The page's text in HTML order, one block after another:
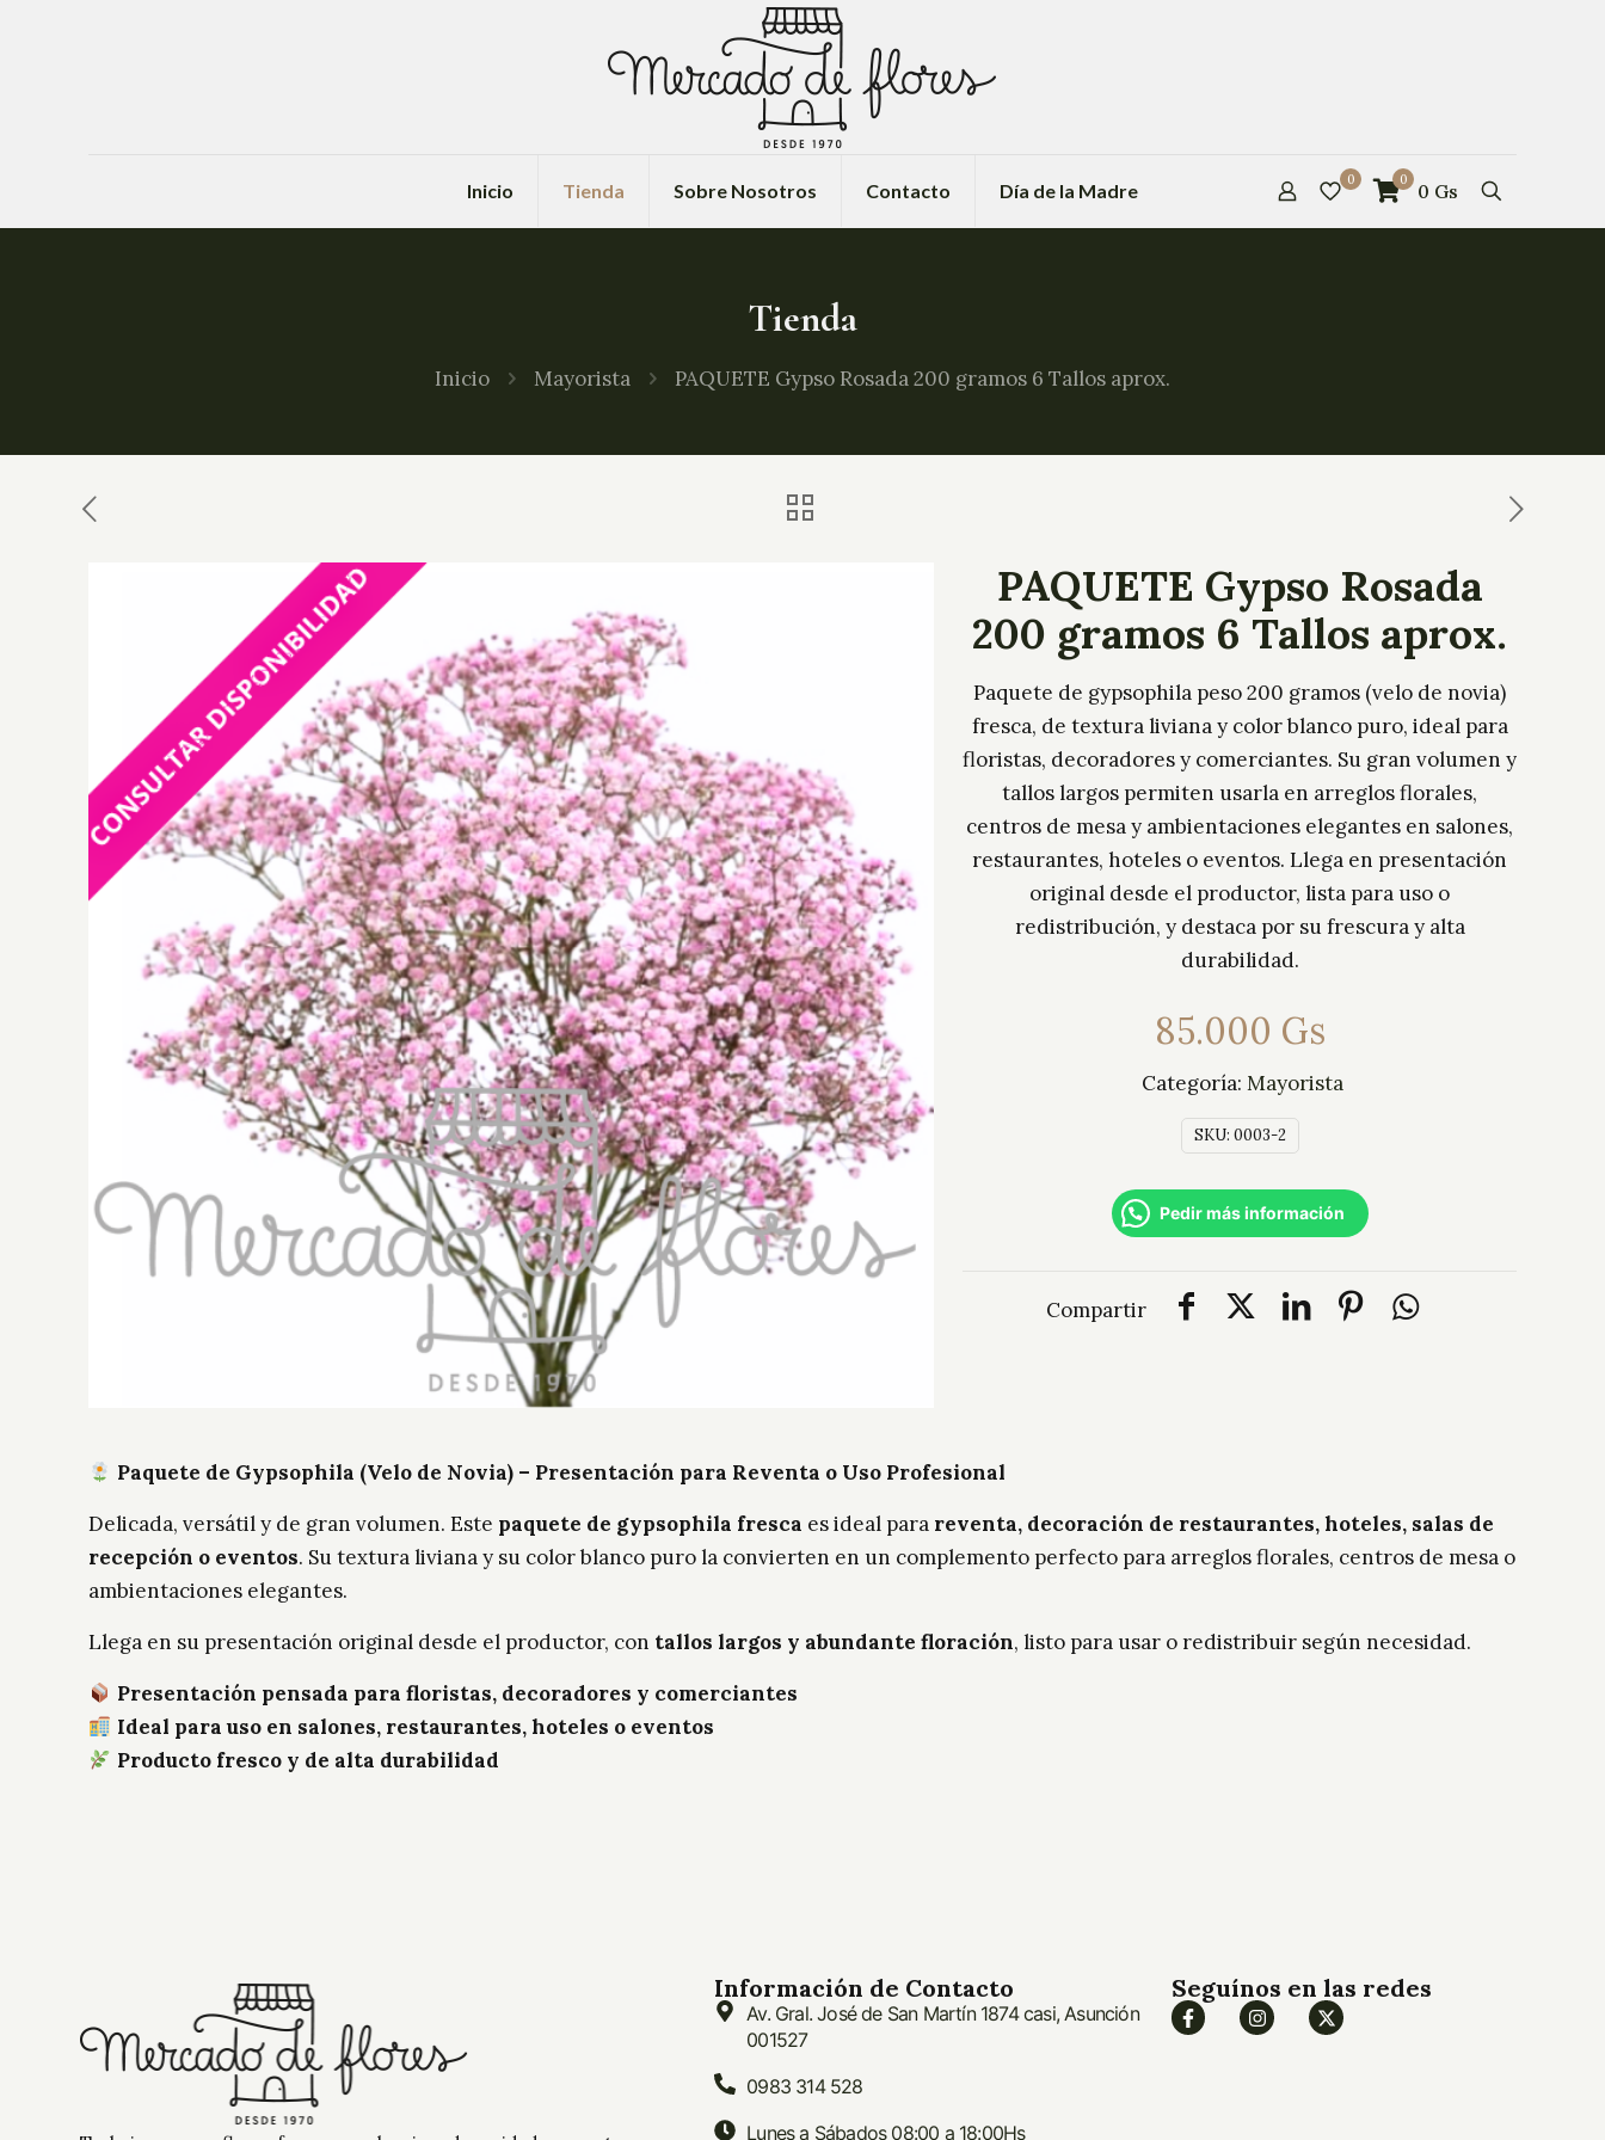
Inicio Tienda Sobre Nosotros Contacto Día de la Madre 0 0 0 Gs
Tienda
Inicio Mayorista PAQUETE Gypso Rosada 200 gramos 6 Tallos aprox.
PAQUETE Gypso Rosada
200 gramos 6 Tallos aprox.
Paquete de gypsophila peso 200 gramos (velo de novia)
fresca, de textura liviana y color blanco puro, ideal para
floristas, decoradores y comerciantes. Su gran volumen y
tallos largos permiten usarla en arreglos florales,
centros de mesa y ambientaciones elegantes en salones,
restaurantes, hoteles o eventos. Llega en presentación
original desde el productor, lista para uso o
redistribución, y destaca por su frescura y alta
durabilidad.
85.000 Gs
SKU: 0003-2
Categoría: Mayorista
Pedir más información
Compartir
Paquete de Gypsophila (Velo de Novia) – Presentación para Reventa o Uso Profesional
Delicada, versátil y de gran volumen. Este paquete de gypsophila fresca es ideal para reventa, decoración de restaurantes, hoteles, salas de
recepción o eventos. Su textura liviana y su color blanco puro la convierten en un complemento perfecto para arreglos florales, centros de mesa o
ambientaciones elegantes.
Llega en su presentación original desde el productor, con tallos largos y abundante floración, listo para usar o redistribuir según necesidad.
Presentación pensada para floristas, decoradores y comerciantes
Ideal para uso en salones, restaurantes, hoteles o eventos
Producto fresco y de alta durabilidad
Información de Contacto
Av. Gral. José de San Martín 1874 casi, Asunción
001527
0983 314 528
Lunes a Sábados 08:00 a 18:00Hs
Seguínos en las redes